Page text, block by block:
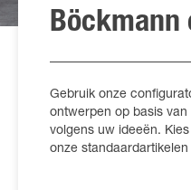
Böckmann
Gebruik onze
ontwerpen op basis
volgens uw ideeën.
onze